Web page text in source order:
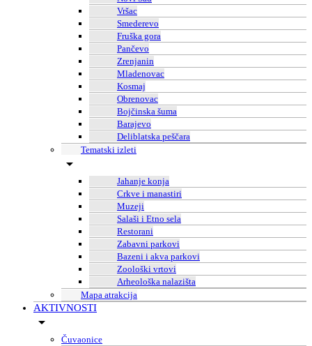
Vršac
Smederevo
Fruška gora
Pančevo
Zrenjanin
Mladenovac
Kosmaj
Obrenovac
Bojčinska šuma
Barajevo
Deliblatska peščara
Tematski izleti
Jahanje konja
Crkve i manastiri
Muzeji
Salaši i Etno sela
Restorani
Zabavni parkovi
Bazeni i akva parkovi
Zoološki vrtovi
Arheološka nalazišta
Mapa atrakcija
AKTIVNOSTI
Čuvaonice